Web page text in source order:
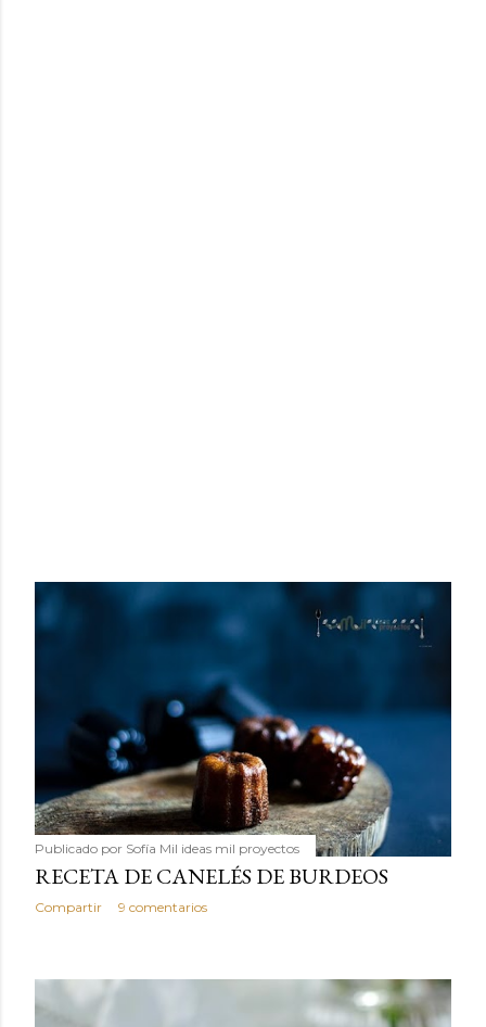
Publicado por Sofía Mil ideas mil proyectos
RECETA DE CANELÉS DE BURDEOS
Compartir 9 comentarios